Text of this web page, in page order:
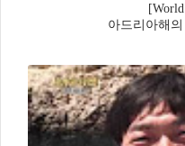
아드리아해